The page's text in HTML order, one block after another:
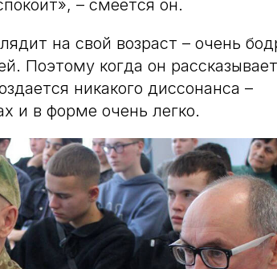
– смеется он.
на свой возраст – очень
Поэтому когда он
никакого диссонанса –
и в форме очень легко.